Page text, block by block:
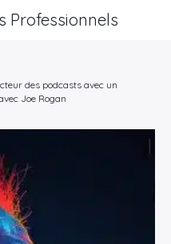
des podcasts avec un
Joe Rogan
Professionnels